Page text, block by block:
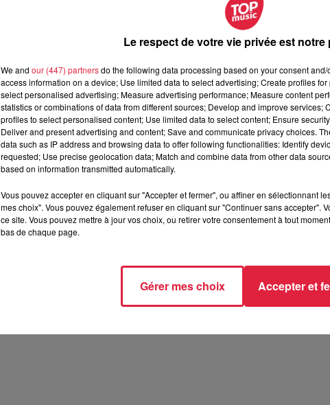
La minute sport en Alsace avec Top Music
La Minute Sport du Haut-Rhin - vendredi 7 mars
La minute sport en Alsace avec Top Music
Le respect de votre vie privée est notre
We and our (447) partnersdo the following data processing based on your consent
access information on a device; Use limited data to select advertising; Create profiles
select personalised advertising; Measure advertising performance; Measure content
statistics or combinations of data from different sources; Develop and improve services;
profiles to select personalised content; Use limited data to select content; Ensure
Deliver and present advertising and content; Save and communicate privacy choices.
data such as IP address and browsing data to offer following functionalities: Identify
requested; Use precise geolocation data; Match and combine data from other data
based on information transmitted automatically.
Vous pouvez accepter en cliquant sur "Accepter et fermer", ou affiner en sélectionnant
mes choix". Vous pouvez également refuser en cliquant sur "Continuer sans accepter".
ce site. Vous pouvez mettre à jour vos choix, ou retirer votre consentement à tout
bas de chaque page.
Gérer mes choix Accepter et